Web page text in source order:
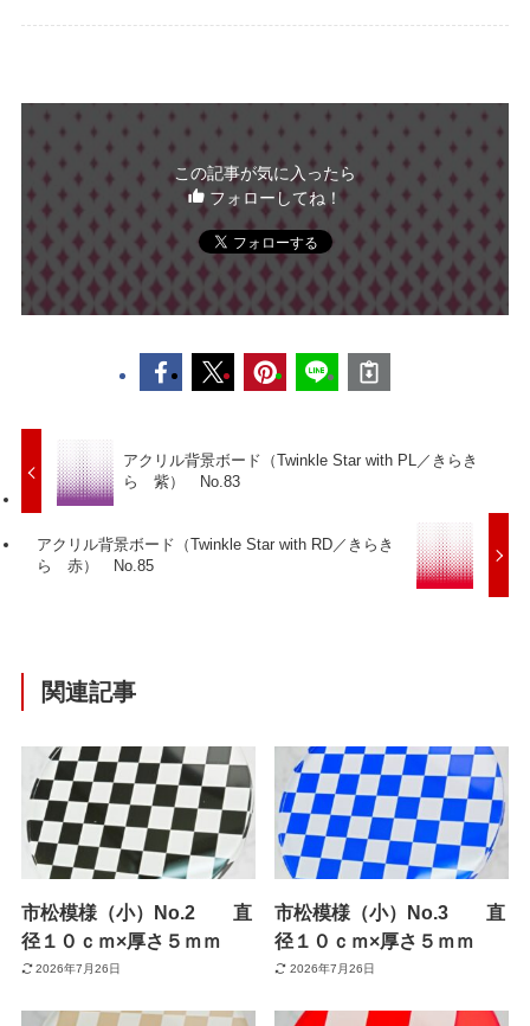
この記事が気に入ったら
フォローしてね！
アクリル背景ボード（Twinkle Star with PL／きらき
ら 紫） No.83
アクリル背景ボード（Twinkle Star with RD／きらき
ら 赤） No.85
関連記事
市松模様（小）No.2 直
径１０ｃｍ×厚さ５ｍｍ
2026年7月26日
市松模様（小）No.3 直
径１０ｃｍ×厚さ５ｍｍ
2026年7月26日